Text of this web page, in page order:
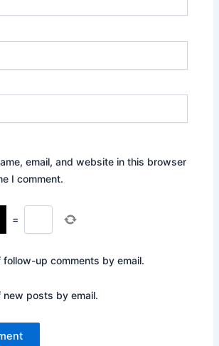
email, and website in this browser
I comment.
=
follow-up comments by email.
new posts by email.